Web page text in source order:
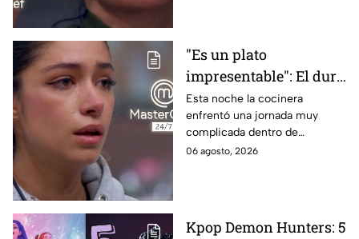
"Es un plato
impresentable": El duro
regaño que hizo llorar a
Michelle dentro de
MasterChef 24/7
Esta noche la cocinera
enfrentó una jornada muy
complicada dentro de
MasterChef 24/7.
06 agosto, 2026
Kpop Demon Hunters: 5